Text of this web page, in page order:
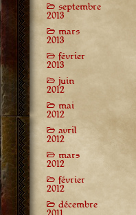
septembre
2013
mars
2013
février
2013
juin
2012
mai
2012
avril
2012
mars
2012
février
2012
décembre